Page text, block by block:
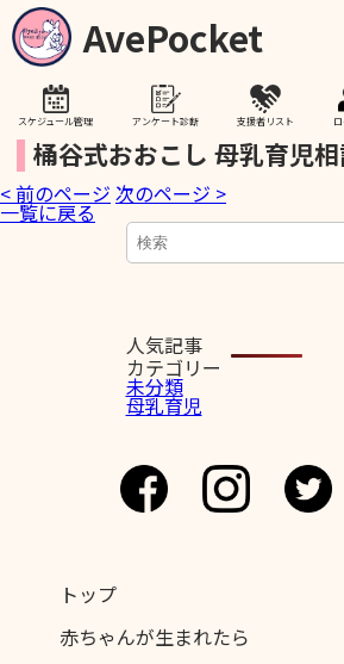
AvePocket
スケジュール管理 アンケート診断 支援者リスト
トップ
赤ちゃんが生まれたら
授乳期間を通して
助産院検索
卒乳を考え始めたら
桶谷式おおこし 母乳育児
< 前のページ 次のページ >
一覧に戻る
人気記事
カテゴリー
未分類
母乳育児
トップ
赤ちゃんが生まれたら